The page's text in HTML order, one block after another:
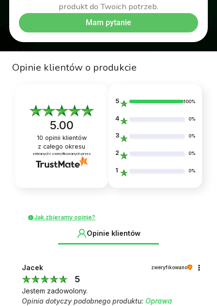
produkt do Twoich potrzeb.
Mam pytanie
Opinie klientów o produkcie
5.00
10 opinii klientów
z całego okresu
zebranych i zweryfikowanych przez
5 100%
4 0%
3 0%
2 0%
1 0%
Jak zbieramy opinie?
Opinie klientów
Jacek zweryfikowano
5
Jestem zadowolony.
Opinia dotyczy podobnego produktu: Oprawa